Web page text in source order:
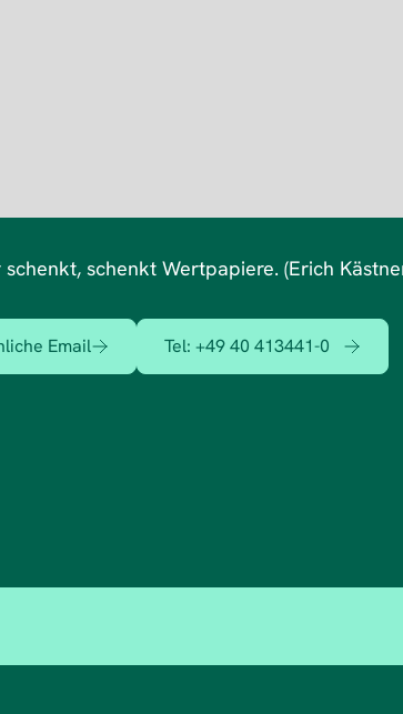
schenkt Wertpapiere. (Erich
Email Tel: +49 40 413441-0